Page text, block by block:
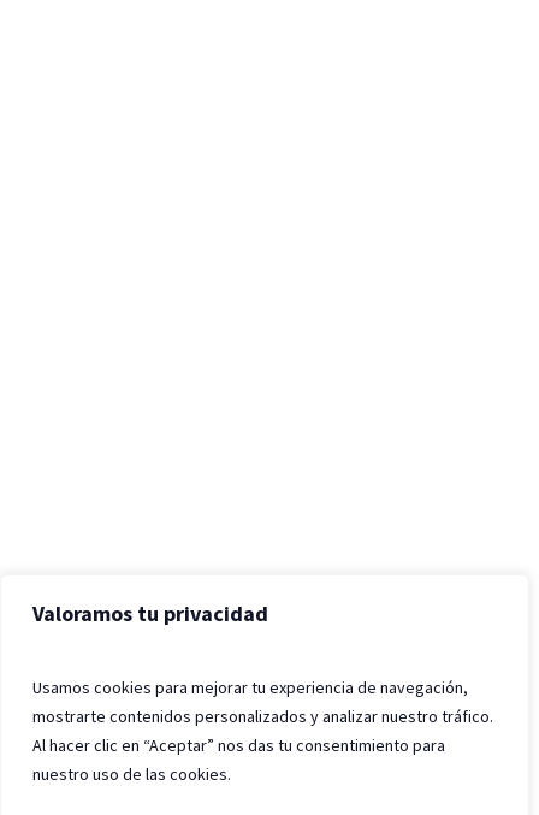
Valoramos tu privacidad
Usamos cookies para mejorar tu experiencia de navegación,
mostrarte contenidos personalizados y analizar nuestro tráfico.
Al hacer clic en “Aceptar” nos das tu consentimiento para
nuestro uso de las cookies.